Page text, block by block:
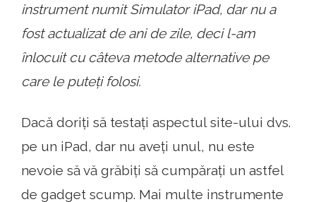
instrument numit Simulator iPad, dar nu a
fost actualizat de ani de zile, deci l-am
înlocuit cu câteva metode alternative pe
care le puteți folosi.
Dacă doriți să testați aspectul site-ului dvs.
pe un iPad, dar nu aveți unul, nu este
nevoie să vă grăbiți să cumpărați un astfel
de gadget scump. Mai multe instrumente